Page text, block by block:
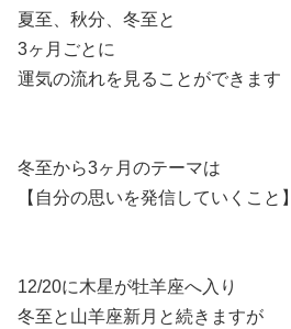
夏至、秋分、冬至と
3ヶ月ごとに
運気の流れを見ることができます
冬至から3ヶ月のテーマは
【自分の思いを発信していくこと】
12/20に木星が牡羊座へ入り
冬至と山羊座新月と続きますが